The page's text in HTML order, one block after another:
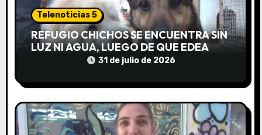
d
a
Telenoticias 5
REFUGIO CHICHOS SE ENCUENTRA SIN
LUZ NI AGUA, LUEGO DE QUE EDEA
CORTARA EL SUMINISTRO SIN AVISO
31 de julio de 2026